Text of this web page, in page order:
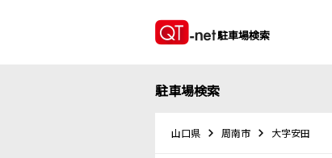
駐車場検索
駐車場検索
山口県 周南市 大字安田